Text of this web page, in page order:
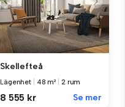
Skellefteå
Lägenhet 48 m² 2 rum
8 555 kr Se mer